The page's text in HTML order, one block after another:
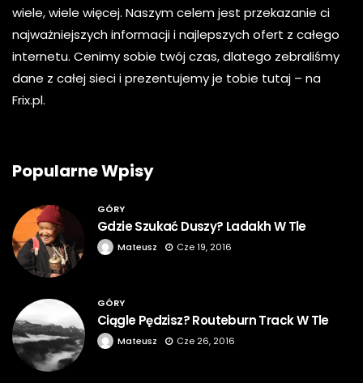
wiele, wiele więcej. Naszym celem jest przekazanie ci
najważniejszych informacji i najlepszych ofert z całego
internetu. Cenimy sobie twój czas, dlatego zebraliśmy
dane z całej sieci i prezentujemy je tobie tutaj – na
Frix.pl.
Popularne Wpisy
GÓRY
Gdzie Szukać Duszy? Ladakh W Tle
Mateusz Cze 19, 2016
GÓRY
Ciągle Pędzisz? Routeburn Track W Tle
Mateusz Cze 26, 2016